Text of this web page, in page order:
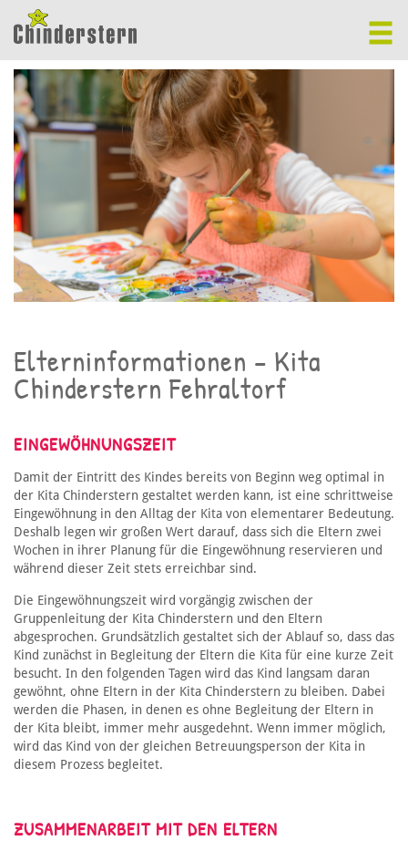
Elterninformationen – Kita
Chinderstern Fehraltorf
EINGEWÖHNUNGSZEIT
Damit der Eintritt des Kindes bereits von Beginn weg optimal in
der Kita Chinderstern gestaltet werden kann, ist eine schrittweise
Eingewöhnung in den Alltag der Kita von elementarer Bedeutung.
Deshalb legen wir großen Wert darauf, dass sich die Eltern zwei
Wochen in ihrer Planung für die Eingewöhnung reservieren und
während dieser Zeit stets erreichbar sind.
Die Eingewöhnungszeit wird vorgängig zwischen der
Gruppenleitung der Kita Chinderstern und den Eltern
abgesprochen. Grundsätzlich gestaltet sich der Ablauf so, dass das
Kind zunächst in Begleitung der Eltern die Kita für eine kurze Zeit
besucht. In den folgenden Tagen wird das Kind langsam daran
gewöhnt, ohne Eltern in der Kita Chinderstern zu bleiben. Dabei
werden die Phasen, in denen es ohne Begleitung der Eltern in
der Kita bleibt, immer mehr ausgedehnt. Wenn immer möglich,
wird das Kind von der gleichen Betreuungsperson der Kita in
diesem Prozess begleitet.
ZUSAMMENARBEIT MIT DEN ELTERN